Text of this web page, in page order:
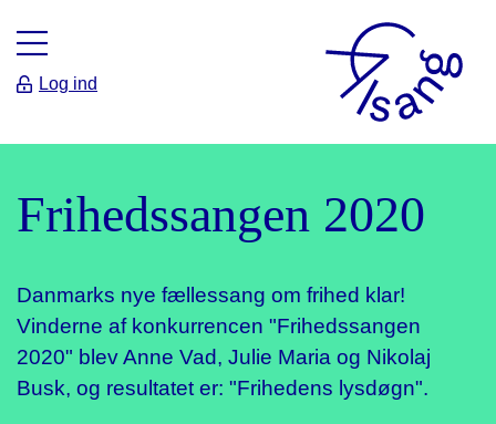
Log ind
Frihedssangen 2020
Danmarks nye fællessang om frihed klar!
Vinderne af konkurrencen "Frihedssangen
2020" blev Anne Vad, Julie Maria og Nikolaj
Busk, og resultatet er: "Frihedens lysdøgn".